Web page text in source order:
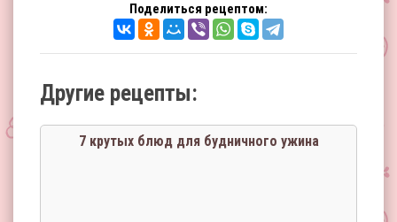
Поделиться рецептом:
Другие рецепты:
7 крутых блюд для будничного ужина